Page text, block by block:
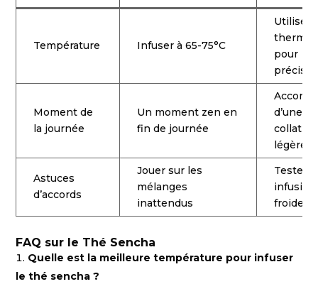
Température Infuser à 65-75°C
Utiliser
pour
Moment de
la journée
Un moment zen en
fin de journée
d’une
collation
légère
Astuces
d’accords
Jouer sur les
mélanges
inattendus
Tester
froides
FAQ sur le Thé Sencha
Quelle est la meilleure température pour infuser
le thé sencha ?